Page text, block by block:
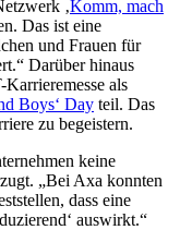
‚Komm, mach
Das ist eine
und Frauen für
Darüber hinaus
als
Boys‘ Day teil. Das
zu begeistern.
keine
„Bei Axa konnten
dass eine
auswirkt.“